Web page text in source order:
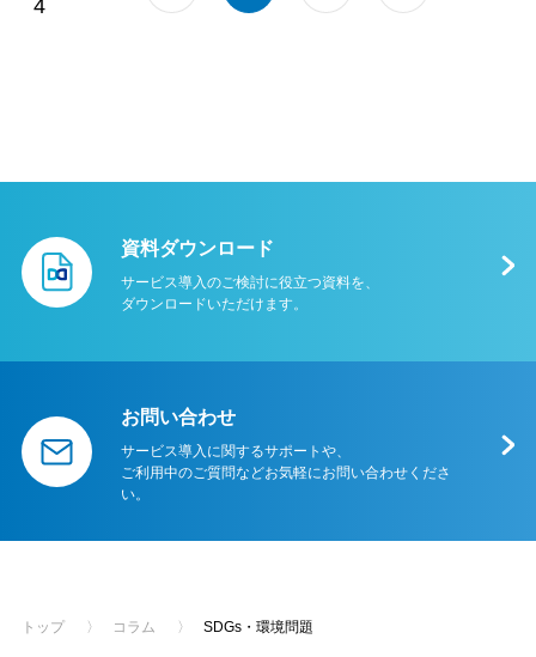
4
資料ダウンロード
サービス導⼊のご検討に役⽴つ資料を、
ダウンロードいただけます。
お問い合わせ
サービス導入に関するサポートや、
ご利用中のご質問などお気軽にお問い合わせくださ
い。
トップ 〉 コラム 〉 SDGs・環境問題